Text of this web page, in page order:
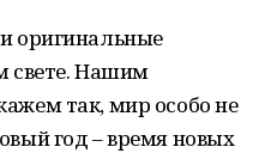
оригинальные
свете. Нашим
так, мир особо не
год – время новых